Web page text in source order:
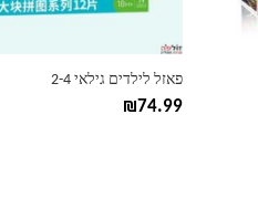
פאזל לילדים גילאי 2-4
₪74.99
בעמוד
המוצר